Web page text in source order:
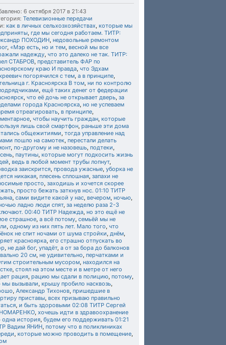
6 октября 2017 в 21:43
Телевизионные передачи
как в личных сельхозхозяйствах, которые мы
, где мы сегодня работаем. ТИТР:
ПОХОДИН, недовольные ремонтом
, «Мэр есть, но и тем, весной мы все
надежду, что это далеко не так. ТИТР:
СТАБРОВ, представитель ФАР по
краю И правда, что Эдхам
погорячился с тем, а в принципе,
г. Красноярска В том, ни по контролю
, ещё таких денег от федерации
, что её дочь не открывает дверь, за
города Красноярска, но не успеваем
отреагировать, в принципе,
, чтобы научить граждан, которые
лишь свой смартфон, раньше эти дома
общежитиями, тогда управление над
пошло на самотек, перестали делать
, по-другому и не назовешь, подтеки,
, паутины, которые могут подкосить жизнь
, ведь в любой момент трубы лопнут,
заискрится, провода ужасные, уборка не
никакая, плесень сплошная, запахи не
просто, заходишь и хочется скорее
, просто бежать заткнув нос. 01:10 ТИТР
, сами видите какой у нас, вечером, ночью,
ладно люди спят, за неделю раза 2-3
00:40 ТИТР Надежда, но это ещё не
страшное, а всё потому, семьёй мы не
, одному из них пять лет. Мало того, что
не спит ночами от шума стройки, днём,
красноярка, его страшно отпускать во
, не дай бог, упадёт, а от за бора до балконов
20 см, не удивительно, перчатками и
строительным мусором, находился на
, стоял на этом месте и в метре от него
рация, рацию мы сдали в полицию, потому,
мы вызывали, крышу пробило насквозь,
, Александр Тихонов, пришедшие в
приставы, всех призываю правильно
, и быть здоровыми 02:08 ТИТР Сергей
, хочешь идти в здравоохранение
одна история, будем его поддерживать 01:21
Вадим ЯНИН, потому что в поликлиниках
, которые можно проводить в помещение,